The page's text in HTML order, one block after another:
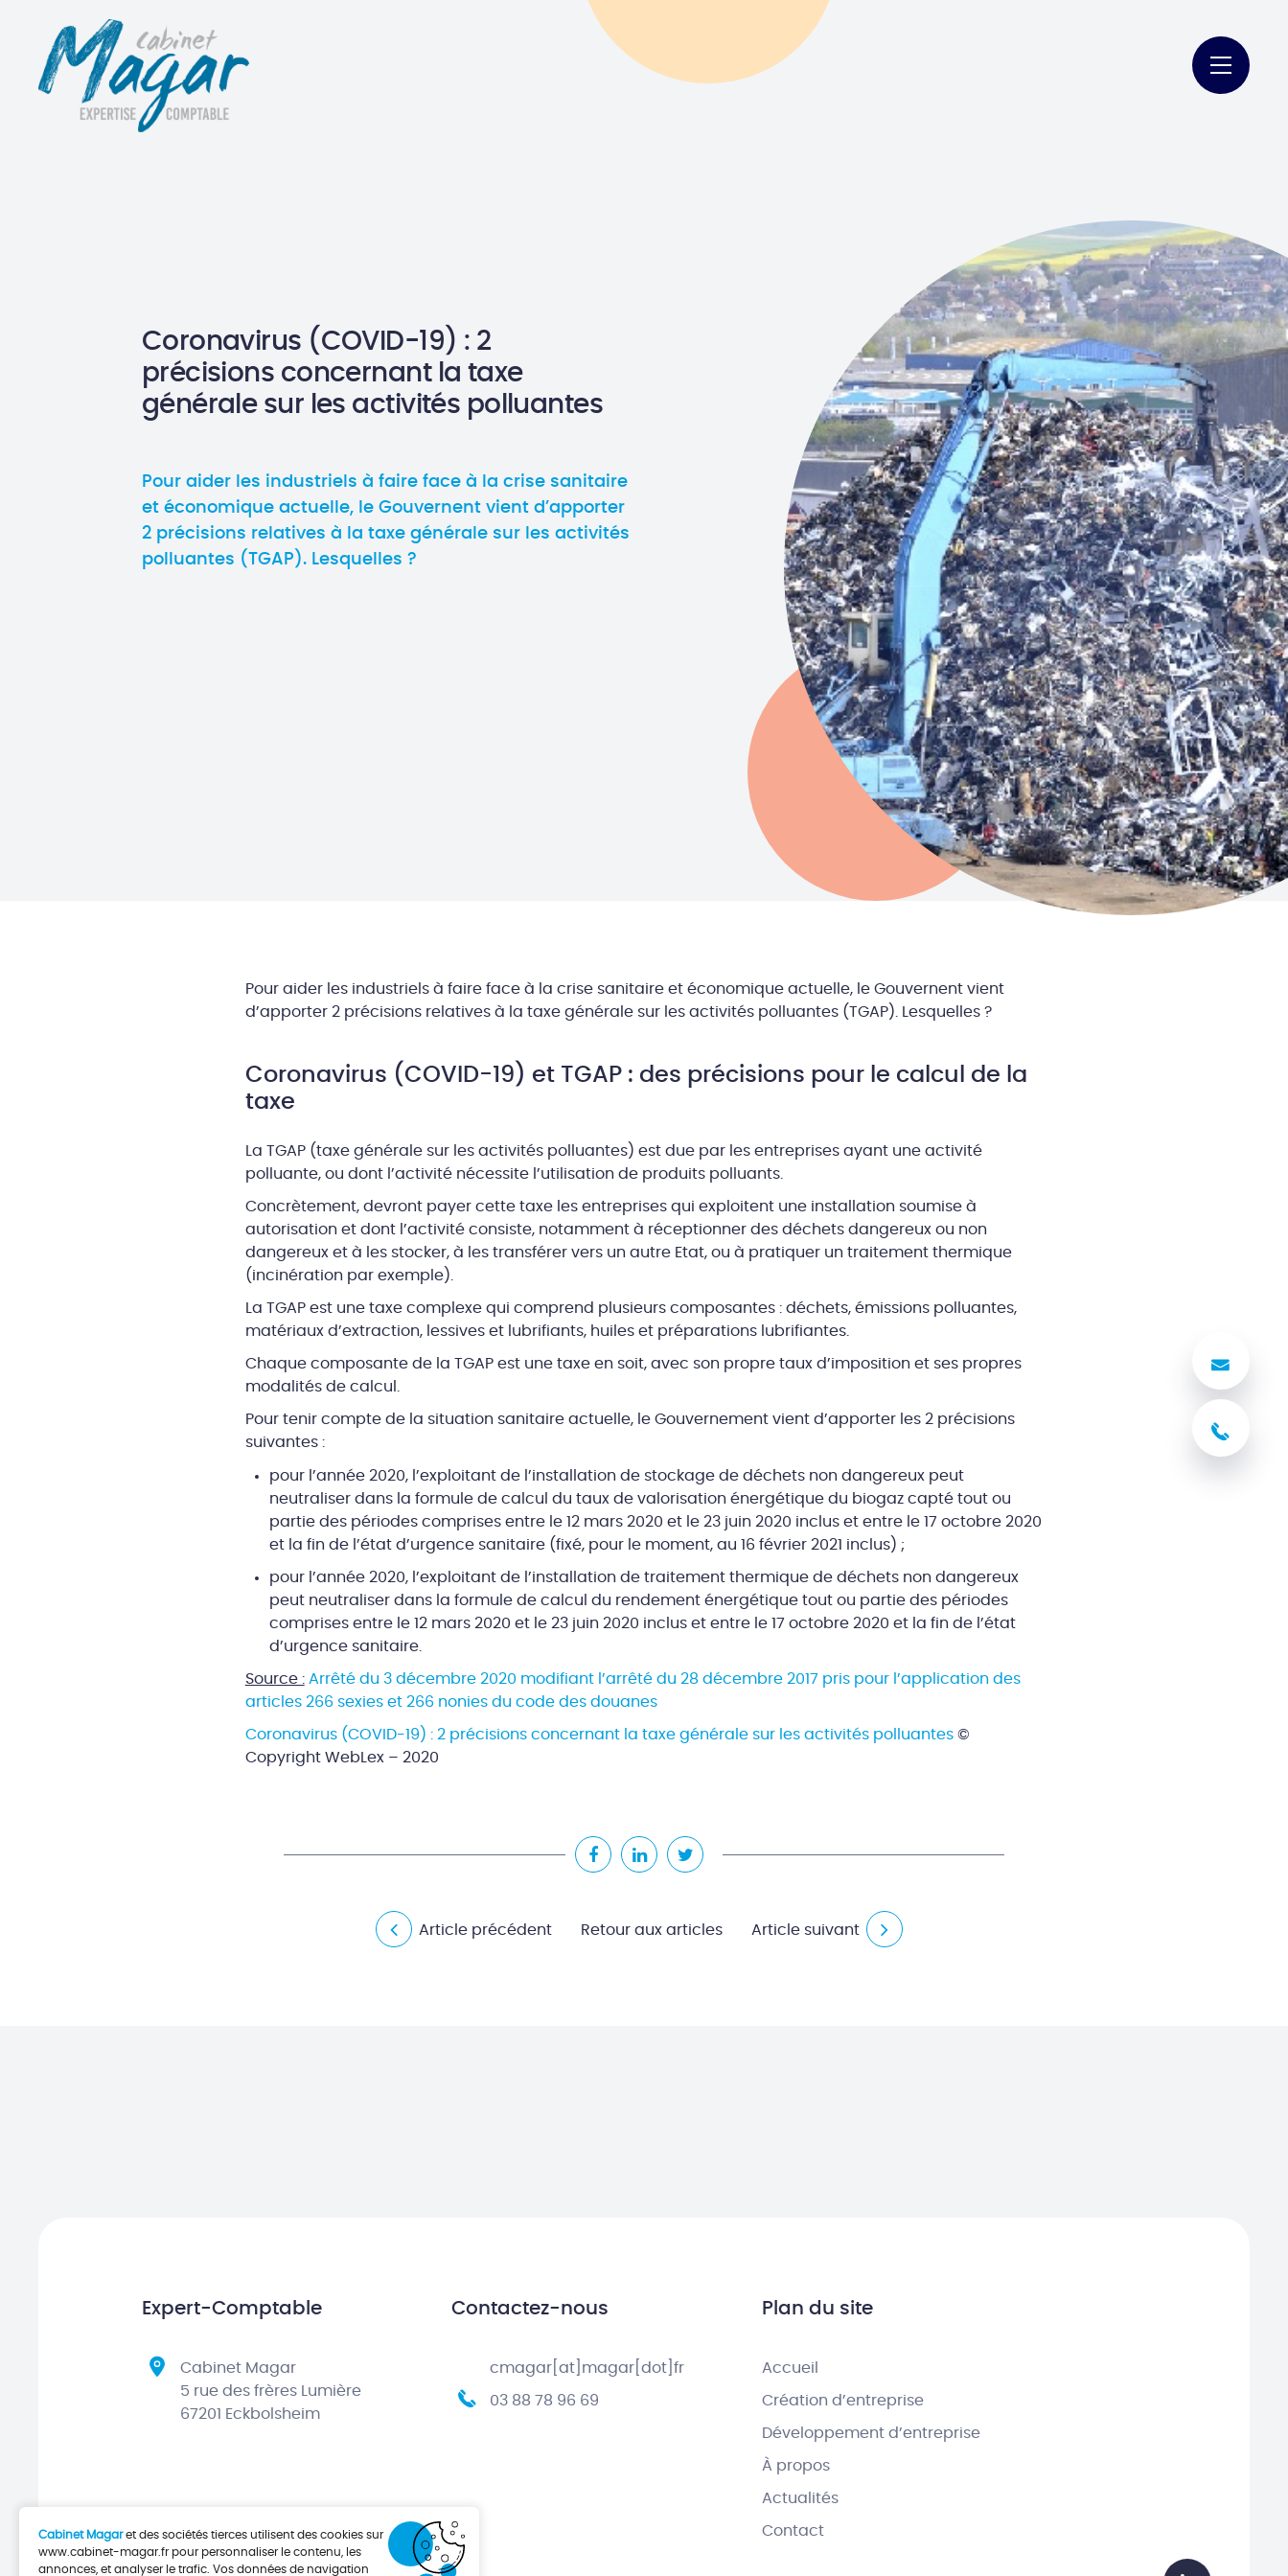
Coronavirus (COVID-19) : 2
précisions concernant la taxe
générale sur les activités polluantes
Pour aider les industriels à faire face à la crise sanitaire
et économique actuelle, le Gouvernent vient d’apporter
2 précisions relatives à la taxe générale sur les activités
polluantes (TGAP). Lesquelles ?
Pour aider les industriels à faire face à la crise sanitaire et économique actuelle, le Gouvernent vient
d’apporter 2 précisions relatives à la taxe générale sur les activités polluantes (TGAP). Lesquelles ?
Coronavirus (COVID-19) et TGAP : des précisions pour le calcul de la
taxe
La TGAP (taxe générale sur les activités polluantes) est due par les entreprises ayant une activité
polluante, ou dont l’activité nécessite l’utilisation de produits polluants.
Concrètement, devront payer cette taxe les entreprises qui exploitent une installation soumise à
autorisation et dont l’activité consiste, notamment à réceptionner des déchets dangereux ou non
dangereux et à les stocker, à les transférer vers un autre Etat, ou à pratiquer un traitement thermique
(incinération par exemple).
La TGAP est une taxe complexe qui comprend plusieurs composantes : déchets, émissions polluantes,
matériaux d’extraction, lessives et lubrifiants, huiles et préparations lubrifiantes.
Chaque composante de la TGAP est une taxe en soit, avec son propre taux d’imposition et ses propres
modalités de calcul.
Pour tenir compte de la situation sanitaire actuelle, le Gouvernement vient d’apporter les 2 précisions
suivantes :
pour l’année 2020, l’exploitant de l’installation de stockage de déchets non dangereux peut
neutraliser dans la formule de calcul du taux de valorisation énergétique du biogaz capté tout ou
partie des périodes comprises entre le 12 mars 2020 et le 23 juin 2020 inclus et entre le 17 octobre 2020
et la fin de l’état d’urgence sanitaire (fixé, pour le moment, au 16 février 2021 inclus) ;
pour l’année 2020, l’exploitant de l’installation de traitement thermique de déchets non dangereux
peut neutraliser dans la formule de calcul du rendement énergétique tout ou partie des périodes
comprises entre le 12 mars 2020 et le 23 juin 2020 inclus et entre le 17 octobre 2020 et la fin de l’état
d’urgence sanitaire.
Source : Arrêté du 3 décembre 2020 modifiant l’arrêté du 28 décembre 2017 pris pour l’application des
articles 266 sexies et 266 nonies du code des douanes
Coronavirus (COVID-19) : 2 précisions concernant la taxe générale sur les activités polluantes©
Copyright WebLex – 2020
Article précédent Retour aux articles Article suivant
Expert-Comptable
Cabinet Magar
5 rue des frères Lumière
67201 Eckbolsheim
Contactez-nous
cmagar[at]magar[dot]fr
03 88 78 96 69
Plan du site
Accueil
Création d’entreprise
Développement d’entreprise
À propos
Actualités
Contact
Cabinet Magaret des sociétés tierces utilisent des cookies sur
www.cabinet-magar.frpour personnaliser le contenu, les
annonces, et analyser le trafic. Vos données de navigation